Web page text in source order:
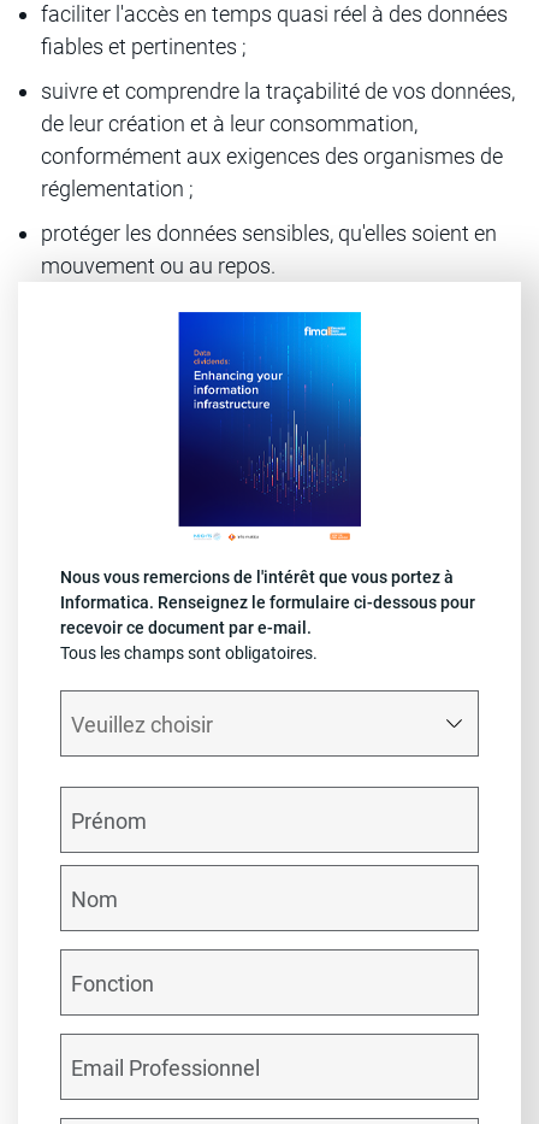
faciliter l'accès en temps quasi réel à des données
fiables et pertinentes ;
suivre et comprendre la traçabilité de vos données,
de leur création et à leur consommation,
conformément aux exigences des organismes de
réglementation ;
protéger les données sensibles, qu'elles soient en
mouvement ou au repos.
Nous vous remercions de l'intérêt que vous portez à
Informatica. Renseignez le formulaire ci-dessous pour
recevoir ce document par e-mail.
Tous les champs sont obligatoires.